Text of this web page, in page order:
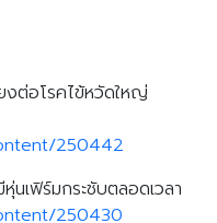
ต่อโรคไข้หวัดใหญ่
250442
นเฟิร์มกระชับตลอดเวลา
250430